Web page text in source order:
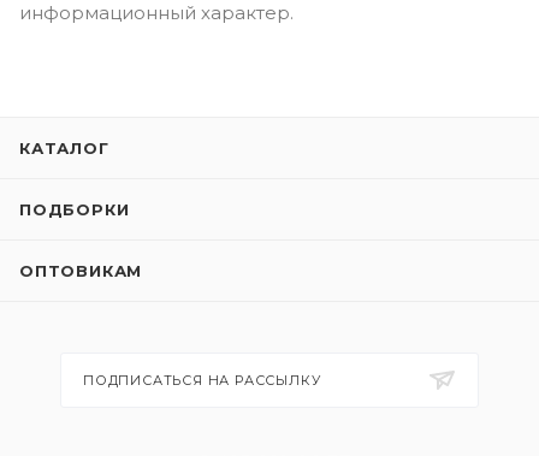
информационный характер.
КАТАЛОГ
ПОДБОРКИ
ОПТОВИКАМ
ПОДПИСАТЬСЯ НА РАССЫЛКУ